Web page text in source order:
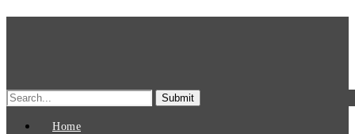
Search
for:
Home